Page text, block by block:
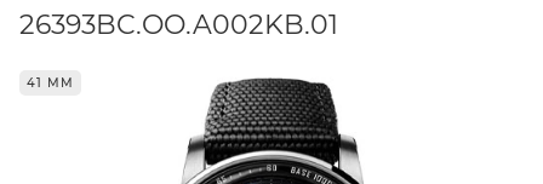
26393BC.OO.A002KB.01
41 ММ